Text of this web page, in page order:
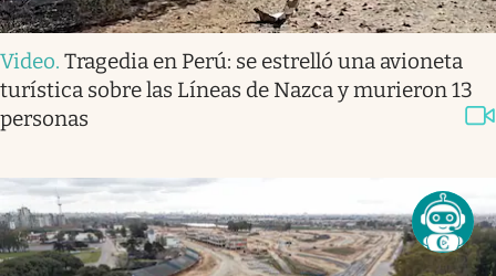
Video. Tragedia en Perú: se estrelló una avioneta
turística sobre las Líneas de Nazca y murieron 13
personas